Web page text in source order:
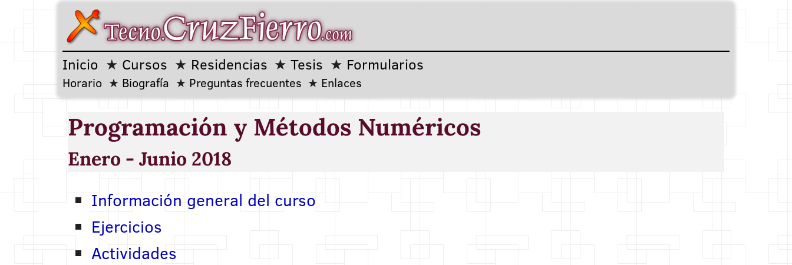
Inicio Cursos Residencias Tesis Formularios
Horario Biografía Preguntas frecuentes Enlaces
Programación y Métodos Numéricos
Enero - Junio 2018
Información general del curso
Ejercicios
Actividades